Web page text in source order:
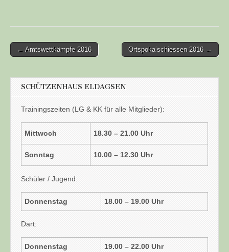
Post
← Amtswettkämpfe 2016 Ortspokalschiessen 2016 →
SCHÜTZENHAUS ELDAGSEN
Trainingszeiten (LG & KK für alle Mitglieder):
Mittwoch 18.30 – 21.00 Uhr
Sonntag 10.00 – 12.30 Uhr
Schüler / Jugend:
Donnenstag 18.00 – 19.00 Uhr
Dart:
Donnenstag 19.00 – 22.00 Uhr